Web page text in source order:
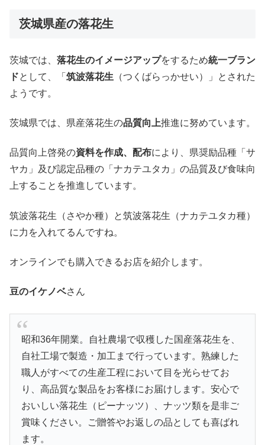
茨城県産の落花生
茨城では、 落花生のイメージアップをするため統一ブラン
ドとして、「 筑波落花生 （つくばらっかせい）」とされた
ようです。
茨城県では、県産落花生の品質向上推進に努めています。
品質向上啓発の資料を作成、配布により、県奨励品種「サ
ヤカ」及び認定品種の「ナカテユタカ」の品質及び食味向
上することを推進しています。
筑波落花生（さやか種）と筑波落花生（ナカテユタカ種）
に力を入れてるんですね。
オンラインでも購入できるお店を紹介します。
豆のイケノベさん
昭和36年開業。自社農場で収穫した国産落花生を、
自社工場で製造・加工まで行っています。熟練した
職人がすべての生産工程において目を光らせてお
り、高品質な製品をお客様にお届けします。安心で
おいしい落花生（ピーナッツ）、ナッツ類を是非ご
賞味ください。ご贈答やお返しの品としても喜ばれ
ます。